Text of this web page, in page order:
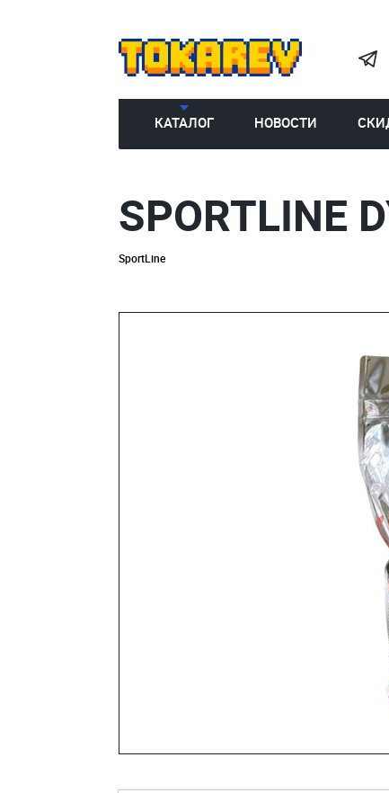
КАТАЛОГ НОВОСТИ
SPORTLINE
SportLine